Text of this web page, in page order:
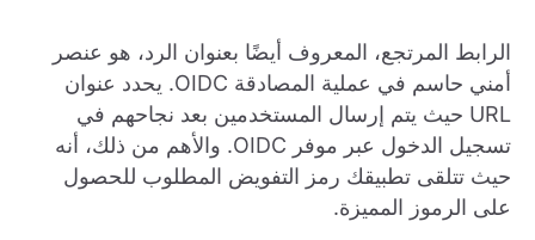
الرابط المرتجع، المعروف أيضًا بعنوان الرد، هو عنصر
أمني حاسم في عملية المصادقة OIDC. يحدد عنوان
URL حيث يتم إرسال المستخدمين بعد نجاحهم في
تسجيل الدخول عبر موفر OIDC. والأهم من ذلك، أنه
حيث تتلقى تطبيقك رمز التفويض المطلوب للحصول
على الرموز المميزة.